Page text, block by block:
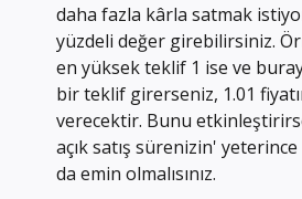
daha fazla kârla satmak
yüzdeli değer girebilirsiniz.
en yüksek teklif 1 ise ve
bir teklif girerseniz, 1.01
verecektir. Bunu
açık satış sürenizin'
da emin olmalısınız.